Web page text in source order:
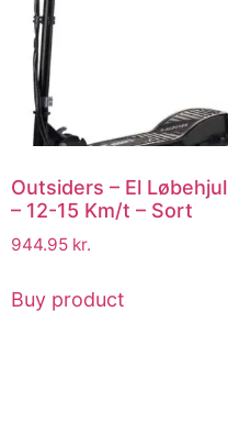
Outsiders – El Løbehjul
– 12-15 Km/t – Sort
944.95 kr.
Buy product